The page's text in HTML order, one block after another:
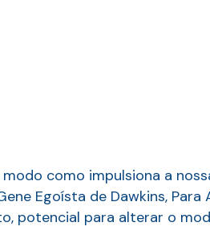
como impulsiona a
Egoísta de Dawkins, Para
potencial para alterar o